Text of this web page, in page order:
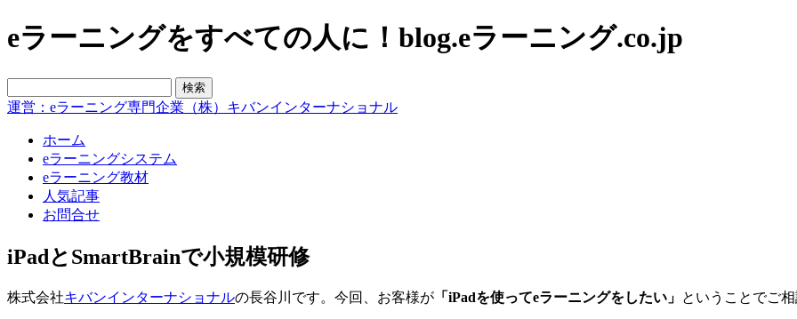
eラーニングをすべての人に！blog.eラーニング.co.jp
運営：eラーニング専門企業（株）キバンインターナショナル
ホーム
eラーニングシステム
eラーニング教材
人気記事
お問合せ
iPadとSmartBrainで小規模研修
株式会社キバンインターナショナルの長谷川です。今回、お客様が 「iPadを使ってeラーニングをしたい」 ということでご